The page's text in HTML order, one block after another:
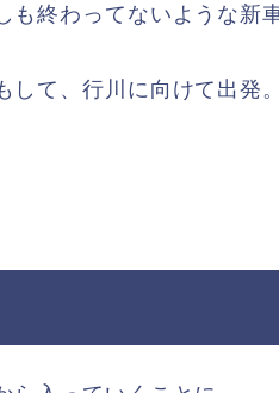
も終わってないような新
して、行川に向けて出発